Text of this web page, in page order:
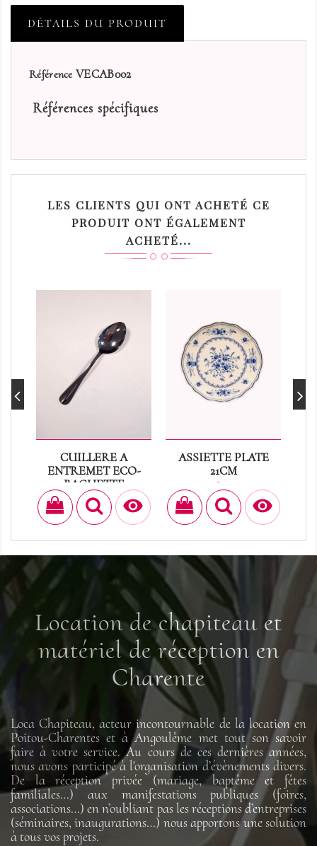
DÉTAILS DU PRODUIT
Référence VECAB002
Références spécifiques
LES CLIENTS QUI ONT ACHETÉ CE
PRODUIT ONT ÉGALEMENT
ACHETÉ...
CUILLERE A
ENTREMET ECO-
BAGUETTE
Prix
0,30 € 
ASSIETTE PLATE
21CM
Prix
0,84 €

Location de chapiteau et
matériel de réception en
Charente
Loca Chapiteau, acteur incontournable de la location en
Poitou-Charentes et à Angoulême met tout son savoir
faire à votre service. Au cours de ces dernières années,
nous avons participé à l'organisation d’évènements divers.
De la réception privée (mariage, baptême et fêtes
familiales…) aux manifestations publiques (foires,
associations…) en n’oubliant pas les réceptions d’entreprises
(séminaires, inaugurations…) nous apportons une solution
à tous vos projets.